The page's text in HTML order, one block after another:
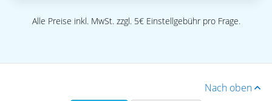
Alle Preise inkl. MwSt. zzgl. 5€ Einstellgebühr pro Frage.
Nach oben